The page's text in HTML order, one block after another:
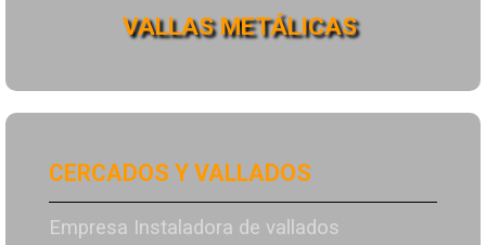
VALLAS METÁLICAS
CERCADOS Y VALLADOS
Empresa Instaladora de vallados